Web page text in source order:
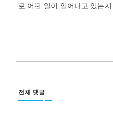
로 어떤 일이 일어나고 있는
전체 댓글